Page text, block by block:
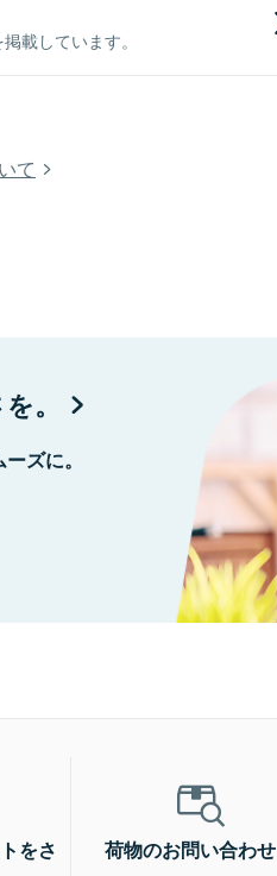
載しています。
て
。
ズに。
をさ
荷物のお問い合わせ